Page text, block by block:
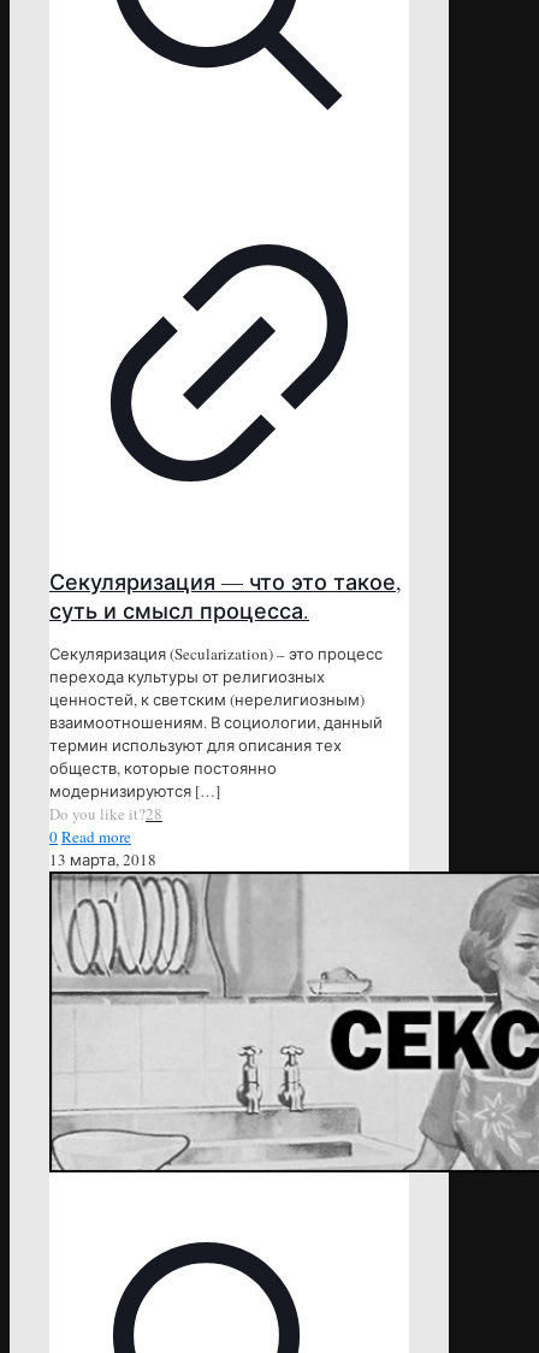
Секуляризация — что это такое,
суть и смысл процесса.
Секуляризация (Secularization) – это процесс
перехода культуры от религиозных
ценностей, к светским (нерелигиозным)
взаимоотношениям. В социологии, данный
термин используют для описания тех
обществ, которые постоянно
модернизируются […]
Do you like it?28
0Read more
13 марта, 2018